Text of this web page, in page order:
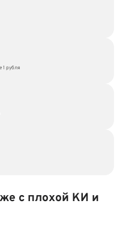
1 рубля
с плохой КИ и